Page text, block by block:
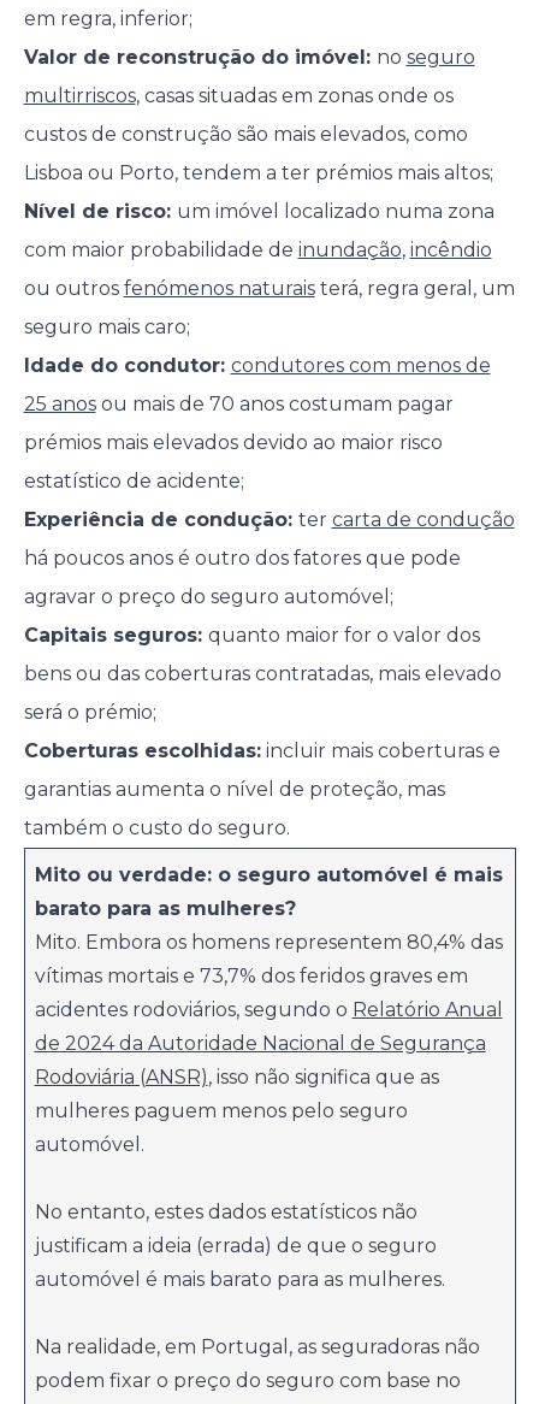
em regra, inferior;
Valor de reconstrução do imóvel: no seguro
multirriscos, casas situadas em zonas onde os
custos de construção são mais elevados, como
Lisboa ou Porto, tendem a ter prémios mais altos;
Nível de risco: um imóvel localizado numa zona
com maior probabilidade de inundação, incêndio
ou outros fenómenos naturaisterá, regra geral, um
seguro mais caro;
Idade do condutor: condutores com menos de
25 anosou mais de 70 anos costumam pagar
prémios mais elevados devido ao maior risco
estatístico de acidente;
Experiência de condução: ter carta de condução
há poucos anos é outro dos fatores que pode
agravar o preço do seguro automóvel;
Capitais seguros: quanto maior for o valor dos
bens ou das coberturas contratadas, mais elevado
será o prémio;
Coberturas escolhidas:incluir mais coberturas e
garantias aumenta o nível de proteção, mas
também o custo do seguro.
Mito ou verdade: o seguro automóvel é mais
barato para as mulheres?
Mito. Embora os homens representem 80,4% das
vítimas mortais e 73,7% dos feridos graves em
acidentes rodoviários, segundo o Relatório Anual
de 2024 da Autoridade Nacional de Segurança
Rodoviária (ANSR), isso não significa que as
mulheres paguem menos pelo seguro
automóvel.
No entanto, estes dados estatísticos não
justificam a ideia (errada) de que o seguro
automóvel é mais barato para as mulheres.
Na realidade, em Portugal, as seguradoras não
podem fixar o preço do seguro com base no